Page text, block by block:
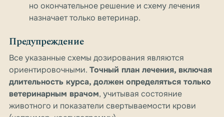
но окончательное решение и схему лечения
назначает только ветеринар.
Предупреждение
Все указанные схемы дозирования являются
ориентировочными. Точный план лечения, включая
длительность курса, должен определяться только
ветеринарным врачом, учитывая состояние
животного и показатели свертываемости крови